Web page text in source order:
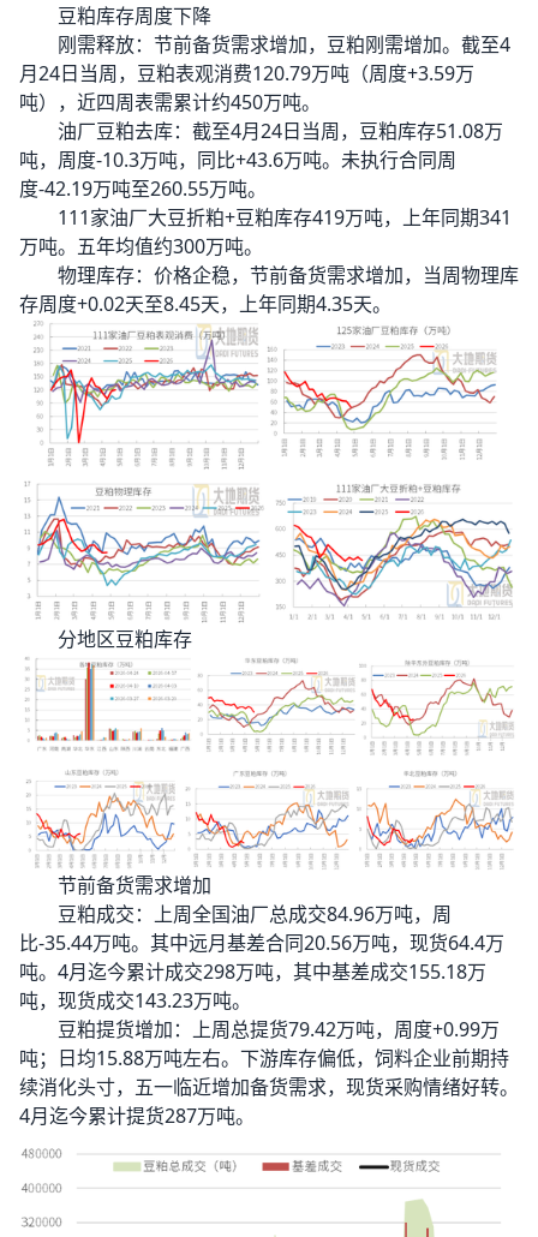
豆粕库存周度下降
刚需释放：节前备货需求增加，豆粕刚需增加。截至4
月24日当周，豆粕表观消费120.79万吨（周度+3.59万
吨），近四周表需累计约450万吨。
油厂豆粕去库：截至4月24日当周，豆粕库存51.08万
吨，周度-10.3万吨，同比+43.6万吨。未执行合同周
度-42.19万吨至260.55万吨。
111家油厂大豆折粕+豆粕库存419万吨，上年同期341
万吨。五年均值约300万吨。
物理库存：价格企稳，节前备货需求增加，当周物理库
存周度+0.02天至8.45天，上年同期4.35天。
分地区豆粕库存
节前备货需求增加
豆粕成交：上周全国油厂总成交84.96万吨，周
比-35.44万吨。其中远月基差合同20.56万吨，现货64.4万
吨。4月迄今累计成交298万吨，其中基差成交155.18万
吨，现货成交143.23万吨。
豆粕提货增加：上周总提货79.42万吨，周度+0.99万
吨；日均15.88万吨左右。下游库存偏低，饲料企业前期持
续消化头寸，五一临近增加备货需求，现货采购情绪好转。
4月迄今累计提货287万吨。